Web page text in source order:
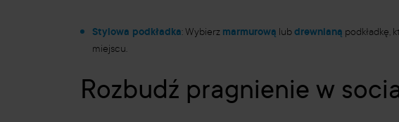
Stylowa podkładka: Wybierz marmurową lubdrewnianą podkładkę,
miejscu.
Rozbudź pragnienie w